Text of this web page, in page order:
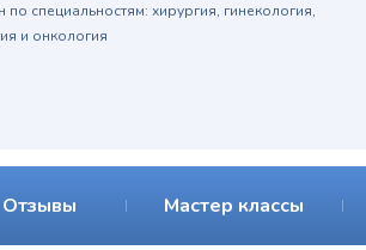
специальностям: хирургия, гинекология,
и онкология
Отзывы Мастер классы